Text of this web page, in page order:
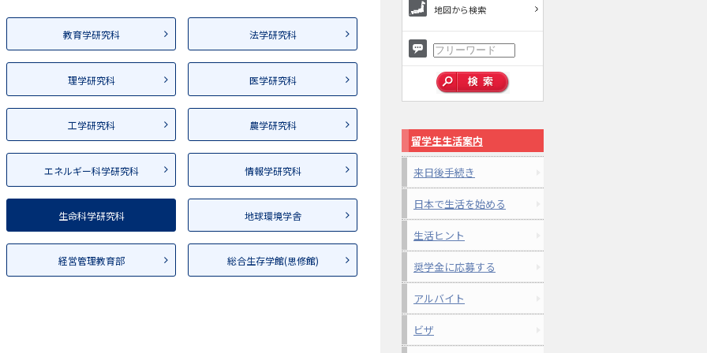
教育学研究科 法学研究科
理学研究科 医学研究科
工学研究科 農学研究科
エネルギー科学研究科 情報学研究科
生命科学研究科 地球環境学舎
経営管理教育部 総合生存学館(思修館)
地図から検索
留学生生活案内
来日後手続き
日本で生活を始める
生活ヒント
奨学金に応募する
アルバイト
ビザ